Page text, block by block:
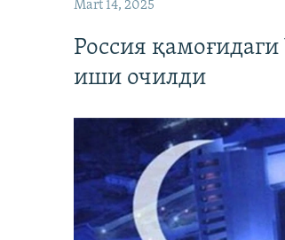
Mart 14, 2025
Россия
иши очилди